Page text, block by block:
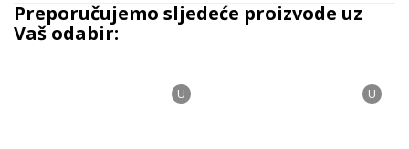
Preporučujemo sljedeće proizvode uz
Vaš odabir:
U U